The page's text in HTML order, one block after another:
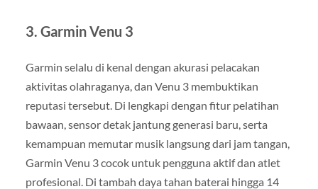
3. Garmin Venu 3
Garmin selalu di kenal dengan akurasi pelacakan
aktivitas olahraganya, dan Venu 3 membuktikan
reputasi tersebut. Di lengkapi dengan fitur pelatihan
bawaan, sensor detak jantung generasi baru, serta
kemampuan memutar musik langsung dari jam tangan,
Garmin Venu 3 cocok untuk pengguna aktif dan atlet
profesional. Di tambah daya tahan baterai hingga 14